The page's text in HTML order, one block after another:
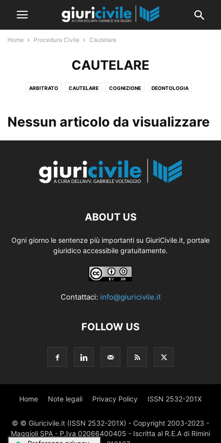
Home Procedura Civile Cautelare
CAUTELARE
ARBITRATO CAUTELARE COGNIZIONE DEONTOLOGIA
PROCEDURE CONCORSUALI PROCESSO CIVILE TELEMATICO
SPESE PROCESSUALI
Nessun articolo da visualizzare
ABOUT US
Ogni giorno le sentenze più importanti su GiuriCivile.it, portale
giuridico accessibile gratuitamente.
Contattaci: info@giuricivile.it
FOLLOW US
Home Note legali Privacy Policy ISSN 2532-201X
© © Giuricivile.it (ISSN 2532-201X) - Copyright 2003-2023 -
Maggioli SPA - P.Iva 02066400405 - Iscritta al R.E.A di Rimini